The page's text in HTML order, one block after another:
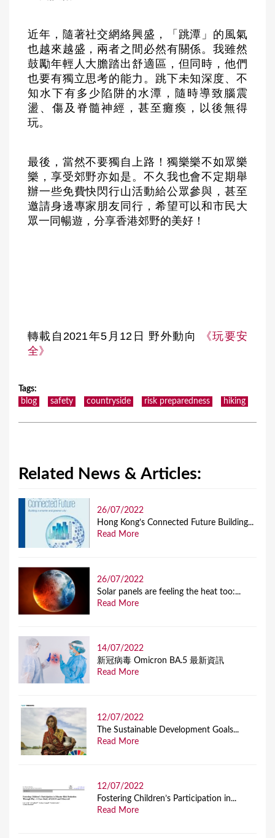
近年，隨著社交網絡興盛，「跳潭」的風氣
也越來越盛，兩者之間必然有關係。我雖然
鼓勵年輕人大膽踏出舒適區，但同時，他們
也要有獨立思考的能力。跳下未知深度、不
知水下有多少陷阱的水潭，隨時導致腦震
盪、傷及脊髓神經，甚至癱瘓，以後無得
玩。
最後，當然不要獨自上路！獨樂樂不如眾樂
樂，享受郊野亦如是。不久我也會不定期舉
辦一些免費快閃行山活動給公眾參與，甚至
邀請身邊專家朋友同行，希望可以和市民大
眾一同暢遊，分享香港郊野的美好！
轉載自2021年5月12日 野外動向
《玩要安
全》
Tags:
blog
safety countryside risk preparedness hiking
Related News & Articles:
26/07/2022
Hong Kong’s Connected Future Building...
Read More
26/07/2022
Solar panels are feeling the heat too:...
Read More
14/07/2022
新冠病毒 Omicron BA.5 最新資訊
Read More
12/07/2022
The Sustainable Development Goals...
Read More
12/07/2022
Fostering Children’s Participation in...
Read More